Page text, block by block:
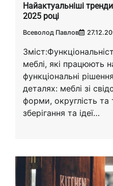
Найактуальніші
2025 році
Всеволод Павлов
меблі, які працюють
функціональні
деталях: меблі зі
форми, округлість та
зберігання та ідеї…